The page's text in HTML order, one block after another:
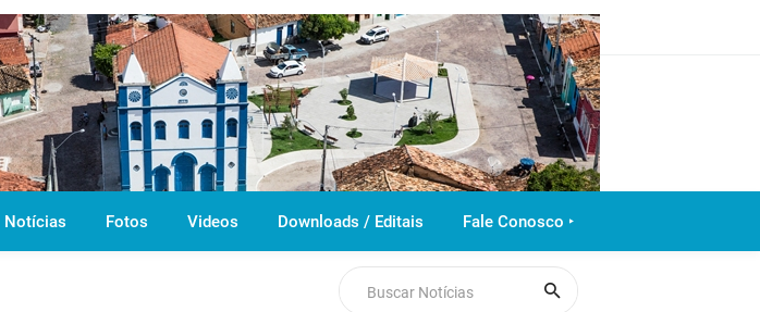
Notícias Fotos Videos Downloads / Editais Fale Conosco ‣